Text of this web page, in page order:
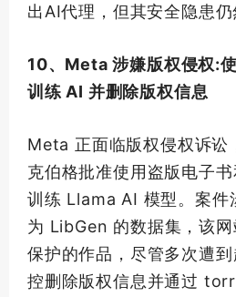
出AI代理，但其安全隐患仍
10、Meta 涉嫌版权侵权:
训练 AI 并删除版权信息
Meta 正面临版权侵权诉讼
克伯格批准使用盗版电子
训练 Llama AI 模型。案件
为 LibGen 的数据集，该
保护的作品，尽管多次遭
控删除版权信息并通过